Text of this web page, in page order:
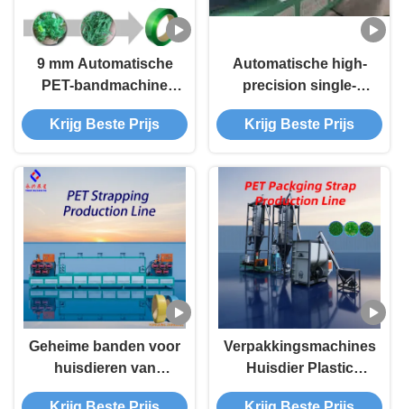
9 mm Automatische
PET-bandmachine
met hoge
nauwkeurigheid
Krijg Beste Prijs
Automatische high-
precision single-
screw PET-
bandmachine voor de
verpakkingsbanden
Krijg Beste Prijs
Geheime banden voor
huisdieren van
kunststof
Verpakkingsmachines
Huisdier Plastic
Strapping Huisdier